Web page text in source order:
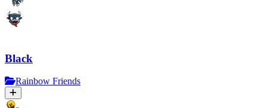
Black
Rainbow Friends